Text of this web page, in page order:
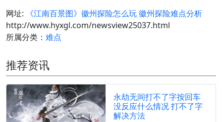
网址:
《江南百景图》徽州探险怎么玩 徽州探险难点分析
http://www.hyxgl.com/newsview25037.html
所属分类： 难点
推荐资讯
永劫无间打不了字按回车
没反应什么情况 打不了字
解决方法